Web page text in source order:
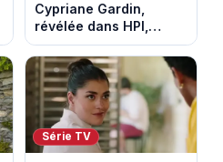
Cypriane Gardin,
révélée dans HPI,
lance une cagnotte
après des difficultés
financières
Série TV